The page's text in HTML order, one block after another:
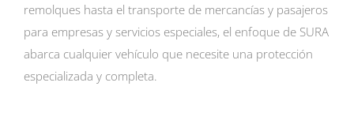
remolques hasta el transporte de mercancías y pasajeros
para empresas y servicios especiales, el enfoque de SURA
abarca cualquier vehículo que necesite una protección
especializada y completa.